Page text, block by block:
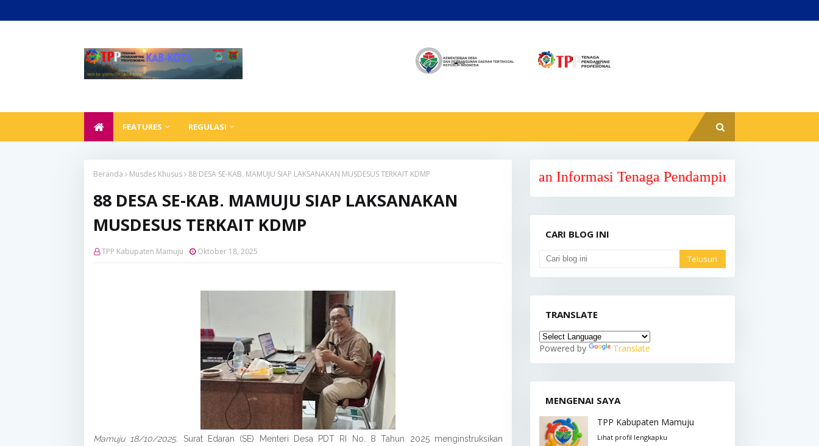
FEATURES REGULASI
Beranda Musdes Khusus 88 DESA SE-KAB. MAMUJU SIAP LAKSANAKAN MUSDESUS TERKAIT KDMP
88 DESA SE-KAB. MAMUJU SIAP LAKSANAKAN
MUSDESUS TERKAIT KDMP
TPP Kabupaten Mamuju Oktober 18, 2025
Mamuju 18/10/2025. Surat Edaran (SE) Menteri Desa PDT RI No. 8 Tahun 2025 menginstruksikan
Selamat Datang Di Media Dan Informasi Tenaga Pendamping Profesional Kabupaten
CARI BLOG INI
TRANSLATE
Powered by Translate
MENGENAI SAYA
TPP Kabupaten Mamuju
Lihat profil lengkapku